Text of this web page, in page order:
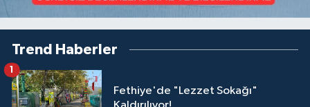
Trend Haberler
Fethiye'de "Lezzet Sokağı"
1